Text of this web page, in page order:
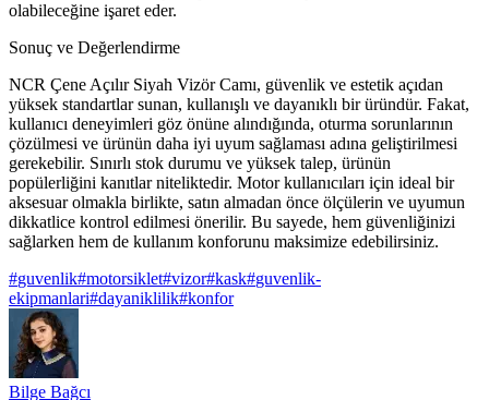
olabileceğine işaret eder.
Sonuç ve Değerlendirme
NCR Çene Açılır Siyah Vizör Camı, güvenlik ve estetik açıdan
yüksek standartlar sunan, kullanışlı ve dayanıklı bir üründür. Fakat,
kullanıcı deneyimleri göz önüne alındığında, oturma sorunlarının
çözülmesi ve ürünün daha iyi uyum sağlaması adına geliştirilmesi
gerekebilir. Sınırlı stok durumu ve yüksek talep, ürünün
popülerliğini kanıtlar niteliktedir. Motor kullanıcıları için ideal bir
aksesuar olmakla birlikte, satın almadan önce ölçülerin ve uyumun
dikkatlice kontrol edilmesi önerilir. Bu sayede, hem güvenliğinizi
sağlarken hem de kullanım konforunu maksimize edebilirsiniz.
#guvenlik#motorsiklet#vizor#kask#guvenlik-
ekipmanlari#dayaniklilik#konfor
Bilge Bağcı